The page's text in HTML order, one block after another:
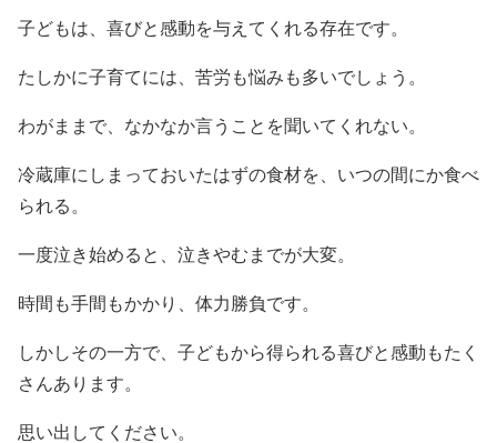
子どもは、喜びと感動を与えてくれる存在です。
たしかに子育てには、苦労も悩みも多いでしょう。
わがままで、なかなか言うことを聞いてくれない。
冷蔵庫にしまっておいたはずの食材を、いつの間にか食べ
られる。
一度泣き始めると、泣きやむまでが大変。
時間も手間もかかり、体力勝負です。
しかしその一方で、子どもから得られる喜びと感動もたく
さんあります。
思い出してください。